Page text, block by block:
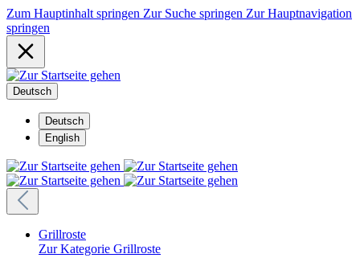
Zum Hauptinhalt springen Zur Suche springen Zur Hauptnavigation
springen
Deutsch
Deutsch
English
Grillroste
Zur Kategorie Grillroste